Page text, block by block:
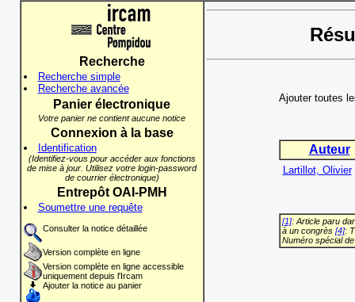
Recherche
Recherche simple
Recherche avancée
Panier électronique
Votre panier ne contient aucune notice
Connexion à la base
Identification
(Identifiez-vous pour accéder aux fonctions
de mise à jour. Utilisez votre login-password
de courrier électronique)
Entrepôt OAI-PMH
Soumettre une requête
Consulter la notice détaillée
Version complète en ligne
Version complète en ligne accessible
uniquement depuis l'Ircam
Ajouter la notice au panier
Ajouter toutes
Auteur
Lartillot, Olivier
[1]: Article paru
à un congrès [4]:
Numéro spécial